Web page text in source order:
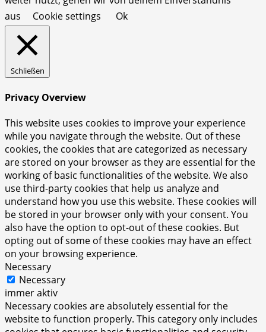
aus
Cookie settings Ok
Schließen
Privacy Overview
This website uses cookies to improve your experience
while you navigate through the website. Out of these
cookies, the cookies that are categorized as necessary
are stored on your browser as they are essential for the
working of basic functionalities of the website. We also
use third-party cookies that help us analyze and
understand how you use this website. These cookies will
be stored in your browser only with your consent. You
also have the option to opt-out of these cookies. But
opting out of some of these cookies may have an effect
on your browsing experience.
Necessary
Necessary
immer aktiv
Necessary cookies are absolutely essential for the
website to function properly. This category only includes